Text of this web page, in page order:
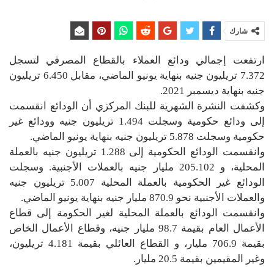
شارك
ارتفعت إجمالي ودائع العملاء بالقطاع المصرفي لتسجل
7.372 تريليون جنيه بنهاية يونيو الماضي، مقابل 6.450 تريليون
جنيه بنهاية ديسمبر 2021.
وكشفت النشرة الشهرية للبنك المركزي أن الودائع انقسمت
إلى ودائع حكومية وسجلت 1.494 تريليون جنيه وودائع غير
حكومية وسجلت 5.878 تريليون جنيه بنهاية يونيو الماضي.
وانقسمت الودائع الحكومية إلى 1.288 تريليون جنيه بالعملة
المحلية، و 205.102 مليار جنيه بالعملات الأجنبية. وسجلت
الودائع غير الحكومية بالعملة المحلية 5.007 تريليون جنيه
والعملات الأجنبية نحو 870.9 مليار جنيه بنهاية يونيو الماضي.
وانقسمت الودائع بالعملة المحلية لغير الحكومة إلى قطاع
الأعمال العام بقيمة 98.7 مليار جنيه، وقطاع الأعمال الخاص
بقيمة 706.9 مليار، و القطاع العائلي بقيمة 4.181 تريليون،
وغير المقيمين بقيمة 20.5 مليار.